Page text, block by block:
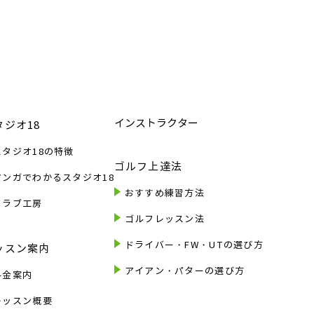
ジオ18
タジオ18の特徴
ンガでわかるスタジオ18
ラブ工房
スン案内
金案内
ッスン概要
インストラクター
ゴルフ上達法
おすすめ練習方法
ゴルフレッスン法
ドライバー・FW・UTの選び方
アイアン・パターの選び方